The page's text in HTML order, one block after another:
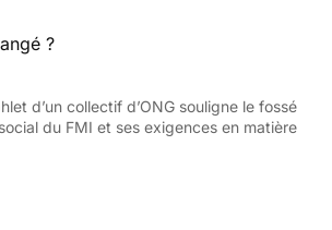
?
d’un collectif d’ONG souligne le fossé
du FMI et ses exigences en matière